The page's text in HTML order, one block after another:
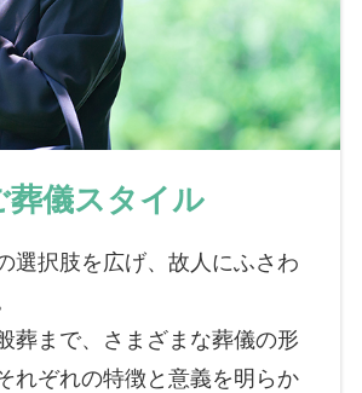
葬儀スタイル
選択肢を広げ、故人にふさわ
葬まで、さまざまな葬儀の形
れぞれの特徴と意義を明らか